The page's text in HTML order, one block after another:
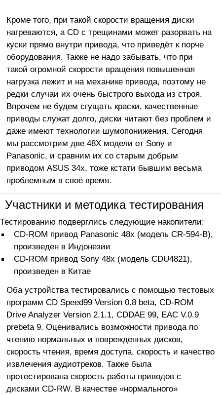
Кроме того, при такой скорости вращения диски
нагреваются, а CD с трещинами может разорвать на
куски прямо внутри привода, что приведёт к порче
оборудования. Также не надо забывать, что при
такой огромной скорости вращения повышенная
нагрузка лежит и на механике привода, поэтому не
редки случаи их очень быстрого выхода из строя.
Впрочем не будем сгущать краски, качественные
приводы служат долго, диски читают без проблем и
даже имеют технологии шумопонижения. Сегодня
мы рассмотрим две 48X модели от Sony и
Panasonic, и сравним их со старым добрым
приводом ASUS 34x, тоже кстати бывшим весьма
проблемным в своё время.
Участники и методика тестирования
Тестированию подверглись следующие накопители:
CD-ROM привод Panasonic 48x (модель CR-594-B),
произведен в Индонезии
CD-ROM привод Sony 48x (модель CDU4821),
произведен в Китае
Оба устройства тестировались с помощью тестовых
программ CD Speed99 Version 0.8 beta, CD-ROM
Drive Analyzer Version 2.1.1, CDDAE 99, EAC V.0.9
prebeta 9. Оценивались возможности привода по
чтению нормальных и поврежденных дисков,
скорость чтения, время доступа, скорость и качество
извлечения аудиотреков. Также была
протестирована скорость работы приводов с
дисками CD-RW. В качестве «нормального»